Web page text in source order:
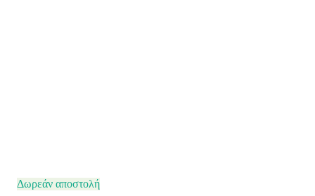
Δωρεάν αποστολή